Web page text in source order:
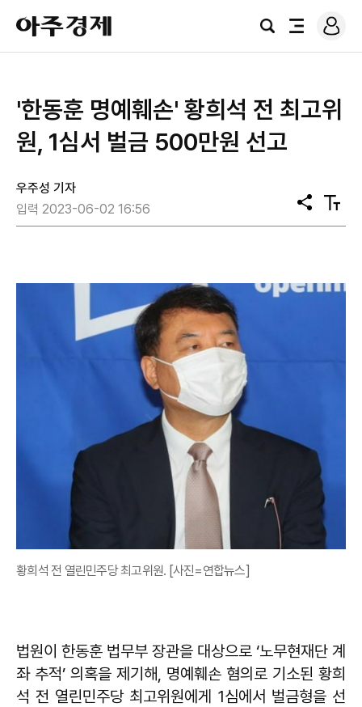
아
주
경
검
전
로
그
'한동훈 명예훼손' 황희석 전 최고위
원, 1심서 벌금 500만원 선고
우주성 기자
입력 2023-06-02 16:56
공
유
텍
스
황희석 전 열린민주당 최고위원. [사진=연합뉴스]
법원이 한동훈 법무부 장관을 대상으로 ‘노무현재단 계
좌 추적’ 의혹을 제기해, 명예훼손 혐의로 기소된 황희
석 전 열린민주당 최고위원에게 1심에서 벌금형을 선